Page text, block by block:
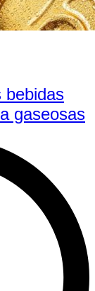
bebidas
gaseosas